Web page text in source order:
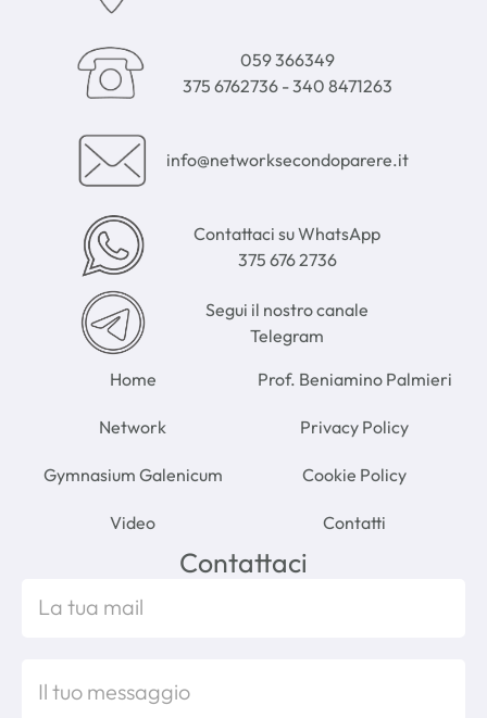
059 366349
375 6762736 -340 8471263
info@networksecondoparere.it
Contattaci su WhatsApp
375 676 2736
Segui il nostro canale
Telegram
Home
Network
Gymnasium Galenicum
Video
Prof. Beniamino Palmieri
Privacy Policy
Cookie Policy
Contatti
Contattaci